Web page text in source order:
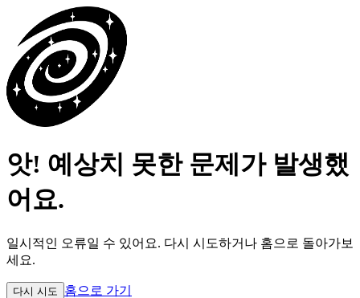
앗! 예상치 못한 문제가 발생했
어요.
일시적인 오류일 수 있어요. 다시 시도하거나 홈으로 돌아가보
세요.
다시 시도 홈으로 가기